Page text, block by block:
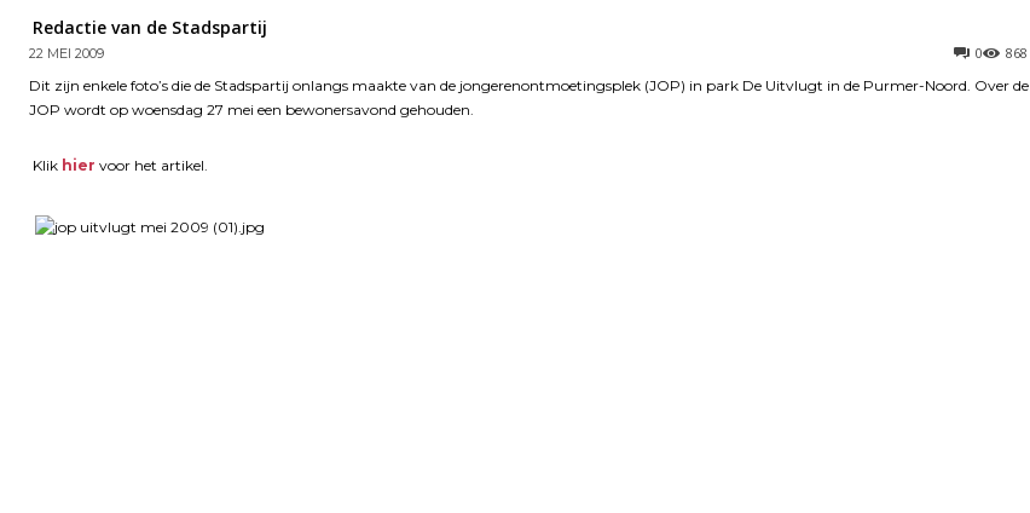
Redactie van de Stadspartij
22 MEI 2009 868
0
Dit zijn enkele foto’s die de Stadspartij onlangs maakte van de jongerenontmoetingsplek (JOP) in park De Uitvlugt in de Purmer-Noord. Over de
JOP wordt op woensdag 27 mei een bewonersavond gehouden.
Klik hier voor het artikel.